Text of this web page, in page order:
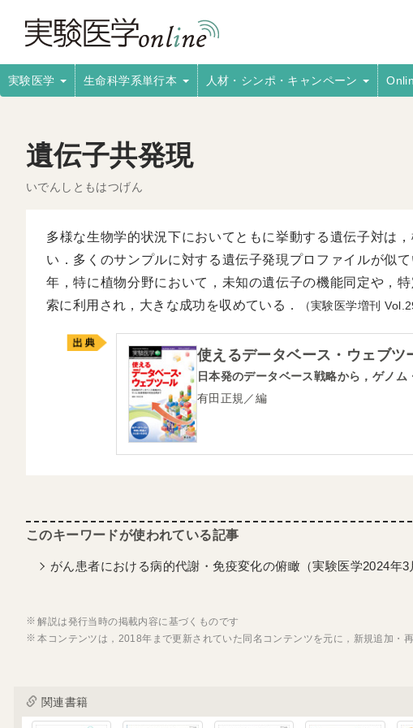
実験医学 生命科学系単行本 人材・シンポ・キャンペーン
遺伝子共発現
いでんしともはつげん
多様な生物学的状況下においてともに挙動する遺伝子対は
い．多くのサンプルに対する遺伝子発現プロファイルが似
年，特に植物分野において，未知の遺伝子の機能同定や，
索に利用され，大きな成功を収めている．
（実験医学増刊
使えるデータベース・ウェブツ
日本発のデータベース戦略から，ゲノ
有田正規／編
がん患者における病的代謝・免疫変化の俯瞰（実験医学2024年3
解説は発行当時の掲載内容に基づくものです
本コンテンツは，2018年まで更新されていた同名コンテンツを元に，新規追加・
関連書籍